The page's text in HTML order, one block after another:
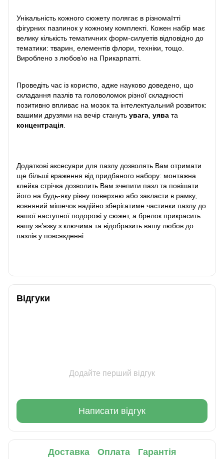
Унікальність кожного сюжету полягає в різномаїтті
фігурних пазлинок у кожному комплекті. Кожен набір має
велику кількість тематичних форм-силуетів відповідно до
тематики: тварин, елементів флори, техніки, тощо.
Вироблено з любов’ю на Прикарпатті.
Проведіть час із користю, адже науково доведено, що
складання пазлів та головоломок різної складності
позитивно впливає на мозок та інтелектуальний розвиток:
вашими друзями на вечір стануть увага, уява та
концентрація.
Додаткові аксесуари для пазлу дозволять Вам отримати
ще більші враження від придбаного набору: монтажна
клейка стрічка дозволить Вам зчепити пазл та повішати
його на будь-яку рівну поверхню або закласти в рамку,
вовняний мішечок надійно зберігатиме частинки пазлу до
вашої наступної подорожі у сюжет, а брелок прикрасить
вашу зв’язку з ключима та відобразить вашу любов до
пазлів у повсякденні.
Відгуки
Додайте перший відгук
Написати відгук
Доставка Оплата Гарантія